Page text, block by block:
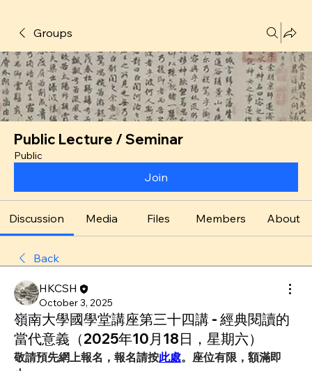
Groups
Public Lecture / Seminar
Public
Join
Discussion Media Files Members About
Back
HKCSH
October 3, 2025
嶺南大學國學堂講座第三十四講 - 經典閱讀的
當代意義（2025年10月18日，星期六）
敬請預先網上報名，報名請按此處。座位有限，額滿即